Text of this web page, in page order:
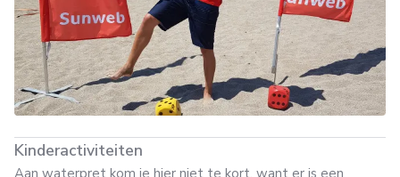
Kinderactiviteiten